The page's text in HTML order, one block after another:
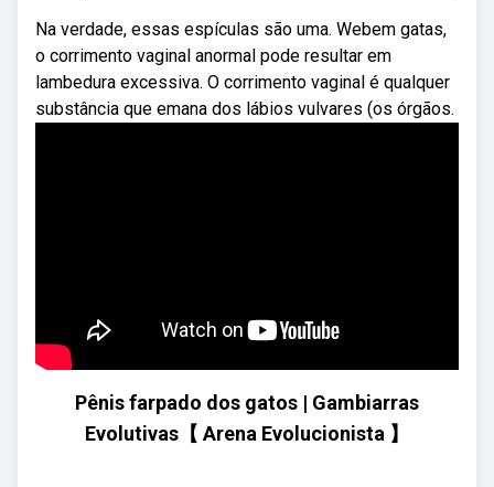
Na verdade, essas espículas são uma. Webem gatas,
o corrimento vaginal anormal pode resultar em
lambedura excessiva. O corrimento vaginal é qualquer
substância que emana dos lábios vulvares (os órgãos.
Pênis farpado dos gatos | Gambiarras
Evolutivas【 Arena Evolucionista 】